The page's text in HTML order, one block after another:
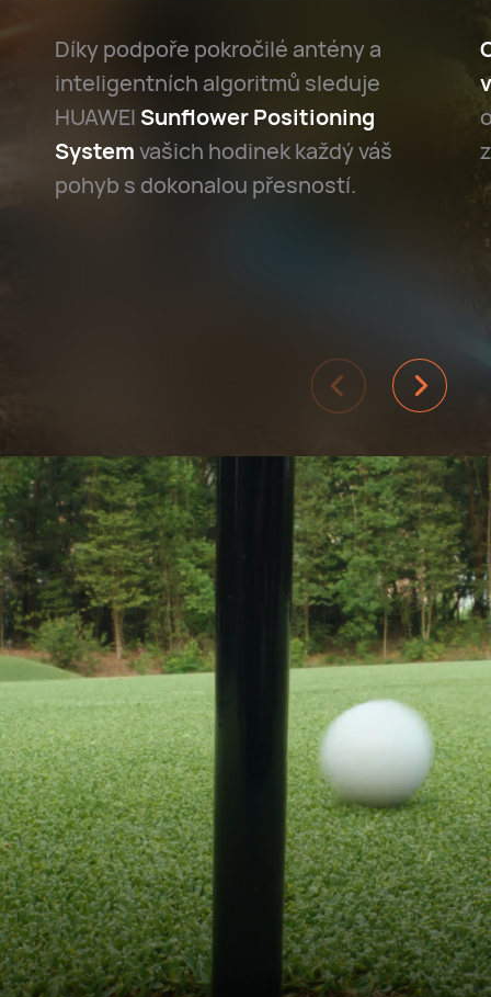
Díky podpoře pokročilé antény a
inteligentních algoritmů sleduje
HUAWEI Sunflower Positioning
Systemvašich hodinek každý váš
pohyb s dokonalou přesností.